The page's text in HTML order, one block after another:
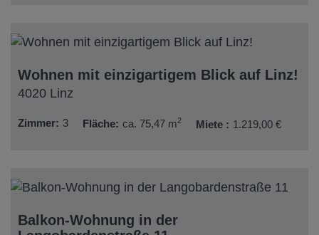
Wohnen mit einzigartigem Blick auf Linz!
4020 Linz
Zimmer 3 Fläche ca. 75,47 m2 Miete 1.219,00 €
Balkon-Wohnung in der